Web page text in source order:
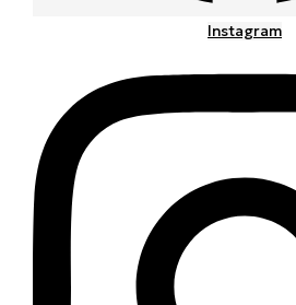
Instagram